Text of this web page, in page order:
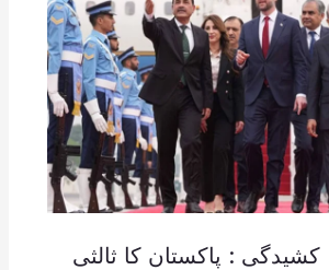
کشیدگی : پاکستان کا ثالثی